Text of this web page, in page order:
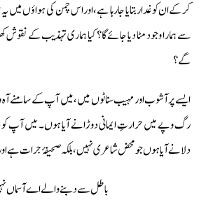
كر كےان كو غدار بتايا جا رہا ہے،اور اس چمن كى ہواؤں میں
سے ہمارا وجود مٹا دیا جائے گا؟ کیا ہماری تہذیب کے
گے؟
ایسے پرآشوب اور مہیب سناٹوں میں، میں آپ کے سامنے آہ
رگ و پے میں حرارتِ ایمانی دوڑانے آیا ہوں۔ میں آپ کو
دلانے آیا ہوں جو محض شاعری نہیں، بلکہ صحیفۂ جرات ہے اور
باطل سے دبنے والے اے آسماں